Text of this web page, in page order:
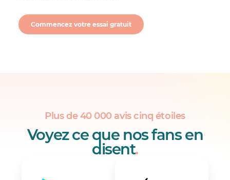
Commencez votre essai gratuit
Plus de 40 000 avis cinq étoiles
Voyez ce que nos fans en
disent.